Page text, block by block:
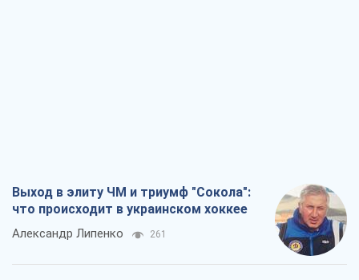
Выход в элиту ЧМ и триумф "Сокола":
что происходит в украинском хоккее
Александр Липенко 261